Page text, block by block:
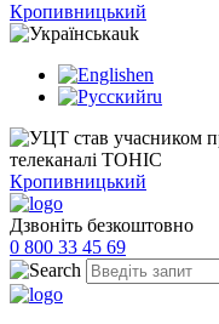
Кропивницький
uk
en
ru
Кропивницький
Дзвоніть безкоштовно
0 800 33 45 69